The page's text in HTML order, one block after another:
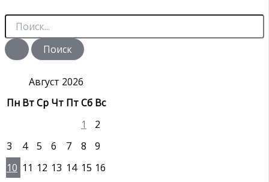
П
и
с
Август 2026
Пн ВтСр Чт ПтСб Вс
1
2
3
4 5 6 7 8
9
10 11 12 13 14 15 16